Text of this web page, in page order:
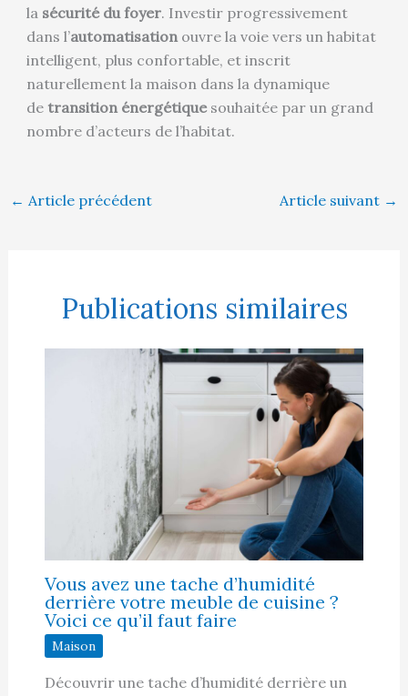
la sécurité du foyer. Investir progressivement
dans l’automatisationouvre la voie vers un habitat
intelligent, plus confortable, et inscrit
naturellement la maison dans la dynamique
de transition énergétiquesouhaitée par un grand
nombre d’acteurs de l’habitat.
← Article précédent Article suivant →
Publications similaires
Vous avez une tache d’humidité
derrière votre meuble de cuisine ?
Voici ce qu’il faut faire
Maison
Découvrir une tache d’humidité derrière un